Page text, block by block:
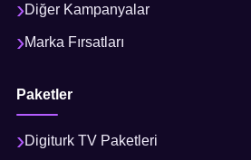
Diğer Kampanyalar
Marka Fırsatları
Paketler
Digiturk TV Paketleri